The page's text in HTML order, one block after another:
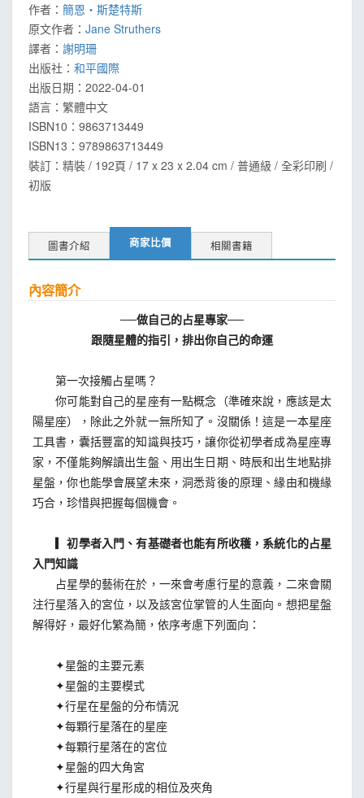
作者： 簡恩‧斯楚特斯
原文作者： Jane Struthers
譯者： 謝明珊
出版社： 和平國際
出版日期： 2022-04-01
語言： 繁體中文
ISBN10：9863713449
ISBN13： 9789863713449
裝訂：精裝 / 192頁 / 17 x 23 x 2.04 cm / 普通級 / 全彩印刷 /
初版
圖書介紹 商家比價 相關書籍
內容簡介
──做自己的占星專家──
跟隨星體的指引，排出你自己的命運
第一次接觸占星嗎？
你可能對自己的星座有一點概念（準確來說，應該是太
陽星座），除此之外就一無所知了。沒關係！這是一本星座
工具書，囊括豐富的知識與技巧，讓你從初學者成為星座專
家，不僅能夠解讀出生盤、用出生日期、時辰和出生地點排
星盤，你也能學會展望未來，洞悉背後的原理、緣由和機緣
巧合，珍惜與把握每個機會。
▎初學者入門、有基礎者也能有所收穫，系統化的占星
入門知識
占星學的藝術在於，一來會考慮行星的意義，二來會關
注行星落入的宮位，以及該宮位掌管的人生面向。想把星盤
解得好，最好化繁為簡，依序考慮下列面向：
✦星盤的主要元素
✦星盤的主要模式
✦行星在星盤的分布情況
✦每顆行星落在的星座
✦每顆行星落在的宮位
✦星盤的四大角宮
✦行星與行星形成的相位及夾角